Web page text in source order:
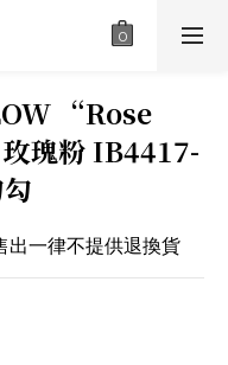
“Rose
瑰粉 IB4417-
出一律不提供退換貨